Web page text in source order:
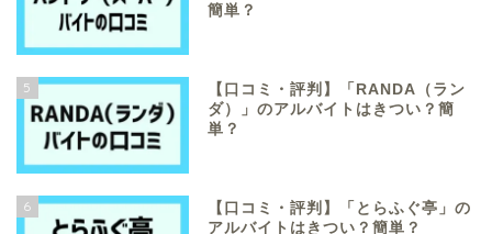
簡単？
5
【口コミ・評判】「RANDA（ラン
ダ）」のアルバイトはきつい？簡
単？
6
【口コミ・評判】「とらふぐ亭」の
アルバイトはきつい？簡単？